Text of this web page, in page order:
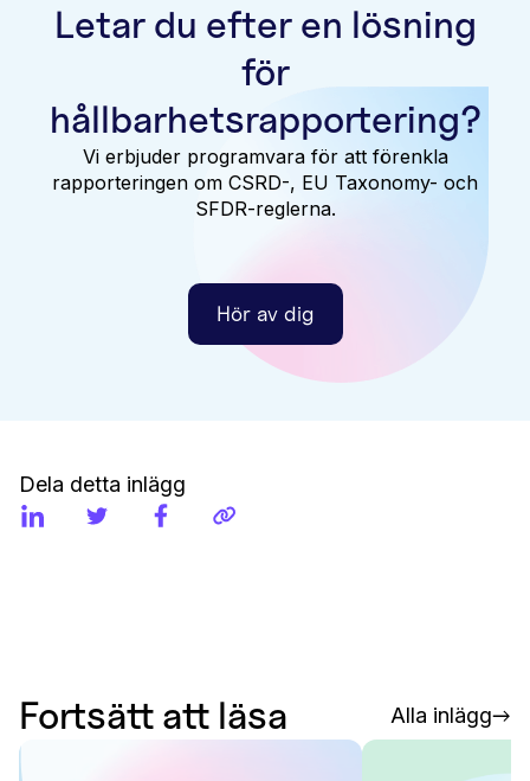
Letar du efter en lösning
för
hållbarhetsrapportering?
Vi erbjuder programvara för att förenkla
rapporteringen om CSRD-, EU Taxonomy- och
SFDR-reglerna.
Hör av dig
Dela detta inlägg
Fortsätt att läsa Alla inlägg